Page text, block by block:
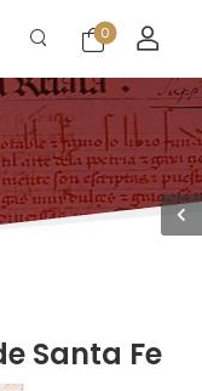
0
Santa Fe